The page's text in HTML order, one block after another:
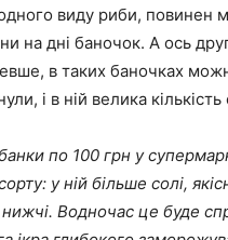
виду риби, повинен
на дні баночок. А ось
в таких баночках
і в ній велика кількість
по 100 грн у
у ній більше солі,
Водночас це буде